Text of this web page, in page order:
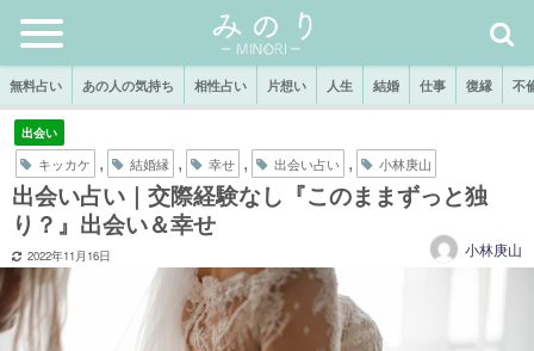
無料占い あの人の気持ち 相性占い 片想い 人生 結婚 仕事 復縁 不
出会い
キッカケ , 結婚縁 , 幸せ , 出会い占い , 小林庚山
出会い占い｜交際経験なし『このままずっと独
り？』出会い＆幸せ
2022年11月16日 小林庚山